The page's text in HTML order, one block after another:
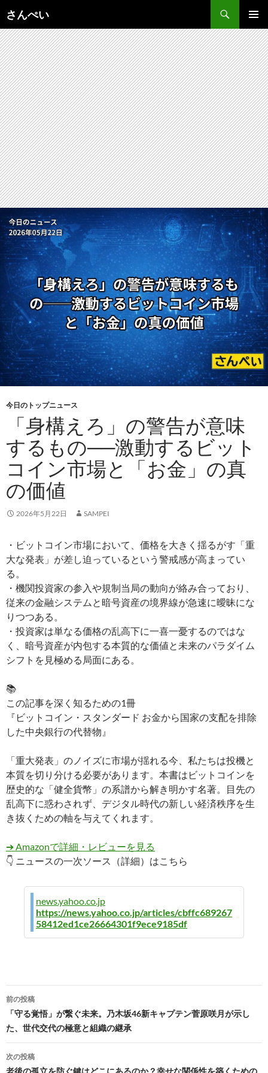
ン
テ
ン
ツ
へ
ス
キ
ッ
プ
さんぺい
メインメ
ニュー
今日のトップニュース
「身構えろ」の警告が意味
するもの──激動するビット
コイン市場と「お金」の真
の価値
2026年5月22日 SAMPEI
・ビットコイン市場において、価格を大きく揺るがす「重
大な発表」が差し迫っているという警戒感が高まってい
る。
・機関投資家の参入や規制当局の動向が絡み合っており、
従来の金融システムと暗号資産の境界線が急速に曖昧にな
りつつある。
・投資家は単なる価格の乱高下に一喜一憂するのではな
く、暗号資産が内包する本質的な価値と未来のパラダイム
シフトを見極める局面にある。
📚
この記事を深く知るための1冊
『ビットコイン・スタンダード お金から国家の支配を排除
した中央銀行の代替物』
「重大発表」のノイズに市場が揺れる今、私たちは投機と
本質を切り分ける必要があります。本書はビットコインを
歴史的な「健全貨幣」の系譜から解き明かす名著。目先の
乱高下に惑わされず、デジタル時代の新しい経済秩序を生
き抜くための軸を与えてくれます。
➔ Amazonで詳細・レビューを見る
👇 ニュースの一次ソース（詳細）はこちら
news.yahoo.co.jp
https://news.yahoo.co.jp/articles/cbffc689267
58412ed1ce26664301f9ece9185df
投
稿
ナ
ビ
前の投稿
「守る覚悟」が繋ぐ未来。乃木坂46新キャプテン菅原咲月が示し
た、世代交代の極意と組織の継承
次の投稿